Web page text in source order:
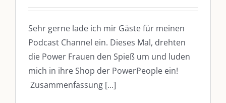
Sehr gerne lade ich mir Gäste für meinen
Podcast Channel ein. Dieses Mal, drehten
die Power Frauen den Spieß um und luden
mich in ihre Shop der PowerPeople ein!
Zusammenfassung [...]